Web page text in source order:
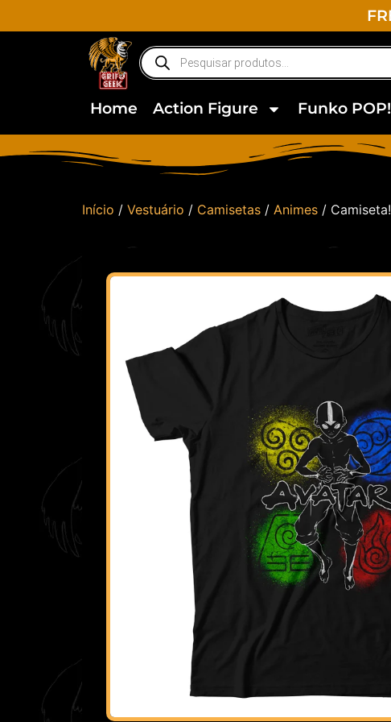
Home Action Figure Funko POP!
Início / Vestuário / Camisetas / Animes /